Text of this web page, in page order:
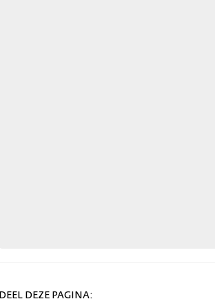
DEEL DEZE PAGINA: